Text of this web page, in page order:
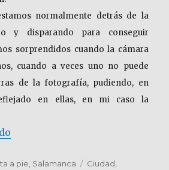
normalmente detrás de la
y disparando para conseguir
sorprendidos cuando la cámara
cuando a veces uno no puede
de la fotografía, pudiendo, en
en ellas, en mi caso la
a pie Salamanca Etiquetas
Ciudad